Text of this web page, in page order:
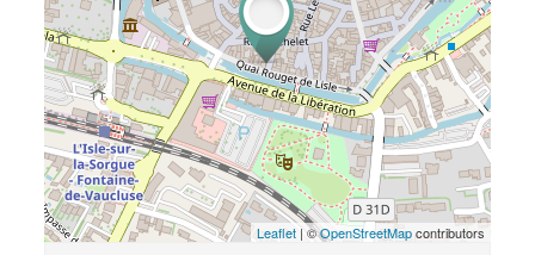
Leaflet| ©OpenStreetMapcontributors